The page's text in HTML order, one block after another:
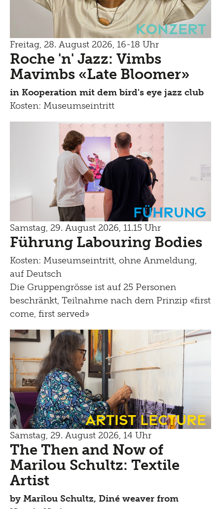
Konzert
Freitag, 28. August 2026, 16-18 Uhr
Roche 'n' Jazz: Vimbs
Mavimbs «Late Bloomer»
in Kooperation mit dem bird's eye jazz club
Kosten: Museumseintritt
Führung
Samstag, 29. August 2026, 11.15 Uhr
Führung Labouring Bodies
Kosten: Museumseintritt, ohne Anmeldung,
auf Deutsch
Die Gruppengrösse ist auf 25 Personen
beschränkt, Teilnahme nach dem Prinzip «first
come, first served»
Artist Lecture
Samstag, 29. August 2026, 14 Uhr
The Then and Now of
Marilou Schultz: Textile
Artist
by Marilou Schultz, Diné weaver from